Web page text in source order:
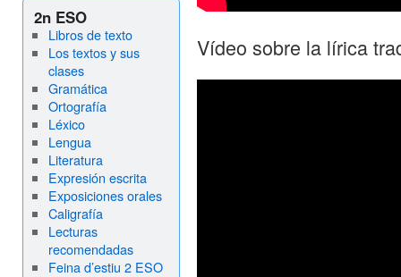
2n ESO
Libros de texto
Los textos y sus
clases
Gramática
Ortografía
Léxico
Lengua
Literatura
Expresión escrita
Exposiciones orales
Caligrafía
Lecturas
recomendadas
Feina d’estiu 2 ESO
Vídeo sobre la lírica